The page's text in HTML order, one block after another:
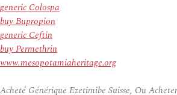
generic Colospa
buy Bupropion
generic Ceftin
buy Permethrin
www.mesopotamiaheritage.org
Acheté Générique Ezetimibe Suisse, Ou